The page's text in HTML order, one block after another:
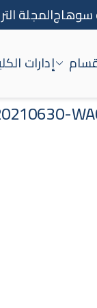
سوهاجالمجلة
إدارات